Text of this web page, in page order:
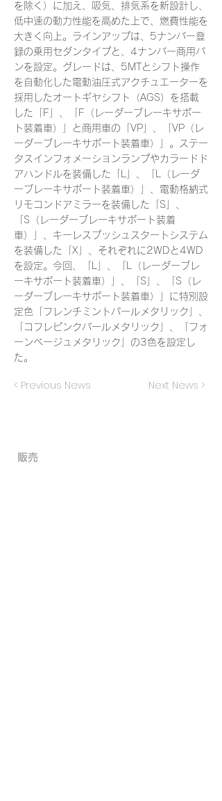
を除く）に加え、吸気、排気系を新設計し、
低中速の動力性能を高めた上で、燃費性能を
大きく向上。ラインアップは、5ナンバー登
録の乗用セダンタイプと、4ナンバー商用バ
ンを設定。グレードは、5MTとシフト操作
を自動化した電動油圧式アクチュエーターを
採用したオートギヤシフト（AGS）を搭載
した「F」、「F（レーダーブレーキサポー
ト装着車）」と商用車の「VP」、「VP（レ
ーダーブレーキサポート装着車）」。ステー
タスインフォメーションランプやカラードド
アハンドルを装備した「L」、「L（レーダ
ーブレーキサポート装着車）」、電動格納式
リモコンドアミラーを装備した「S」、
「S（レーダーブレーキサポート装着
車）」、キーレスプッシュスタートシステム
を装備した「X」、それぞれに2WDと4WD
を設定。今回、「L」、「L（レーダーブレ
ーキサポート装着車）」、「S」、「S（レ
ーダーブレーキサポート装着車）」に特別設
定色「フレンチミントパールメタリック」、
「コフレピンクパールメタリック」、「フォ
ーンベージュメタリック」の3色を設定し
た。
< Previous News Next News >
​販売